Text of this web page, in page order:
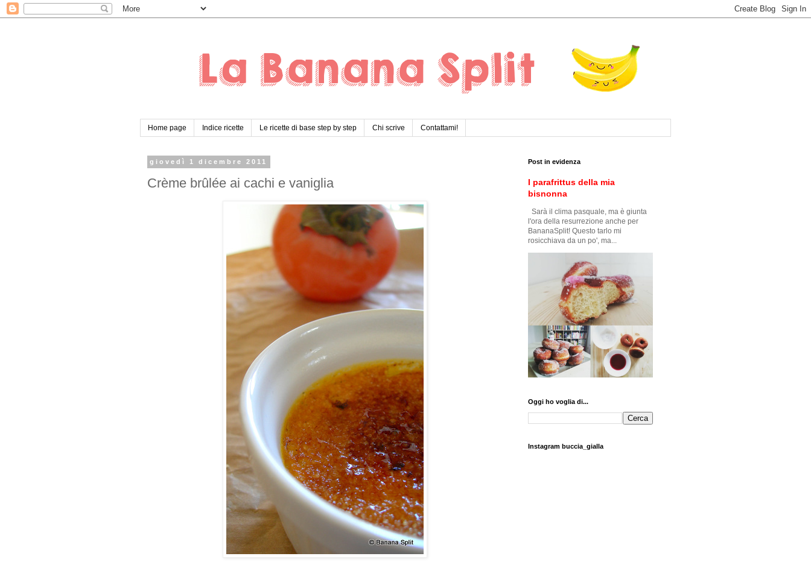
Home page Indice ricette Le ricette di base step by step Chi scrive Contattami!
giovedì 1 dicembre 2011
Crème brûlée ai cachi e vaniglia
Post in evidenza
I parafrittus della mia
bisnonna
Sarà il clima pasquale, ma è giunta
l'ora della resurrezione anche per
BananaSplit! Questo tarlo mi
rosicchiava da un po', ma...
Oggi ho voglia di...
Instagram buccia_gialla